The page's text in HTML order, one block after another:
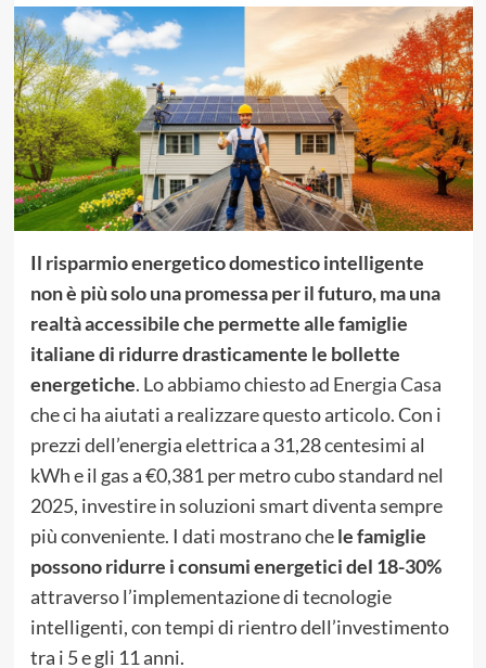
Il risparmio energetico domestico intelligente
non è più solo una promessa per il futuro, ma una
realtà accessibile che permette alle famiglie
italiane di ridurre drasticamente le bollette
energetiche. Lo abbiamo chiesto ad Energia Casa
che ci ha aiutati a realizzare questo articolo. Con i
prezzi dell’energia elettrica a 31,28 centesimi al
kWh e il gas a €0,381 per metro cubo standard nel
2025, investire in soluzioni smart diventa sempre
più conveniente. I dati mostrano chele famiglie
possono ridurre i consumi energetici del 18-30%
attraverso l’implementazione di tecnologie
intelligenti, con tempi di rientro dell’investimento
tra i 5 e gli 11 anni.